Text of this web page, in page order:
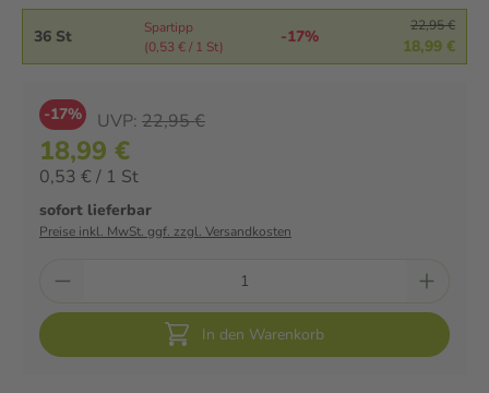
36 St
Spartipp
(0,53 € / 1 St)
-17%
22,95 €
18,99 €
-17% UVP: 22,95 €
18,99 €
0,53 € / 1 St
sofort lieferbar
Preise inkl. MwSt. ggf. zzgl. Versandkosten
In den Warenkorb